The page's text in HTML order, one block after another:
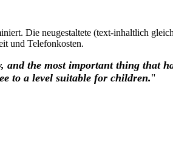
Die neugestaltete (text-inhaltlich
und Telefonkosten.
the most important thing that
to a level suitable for children."